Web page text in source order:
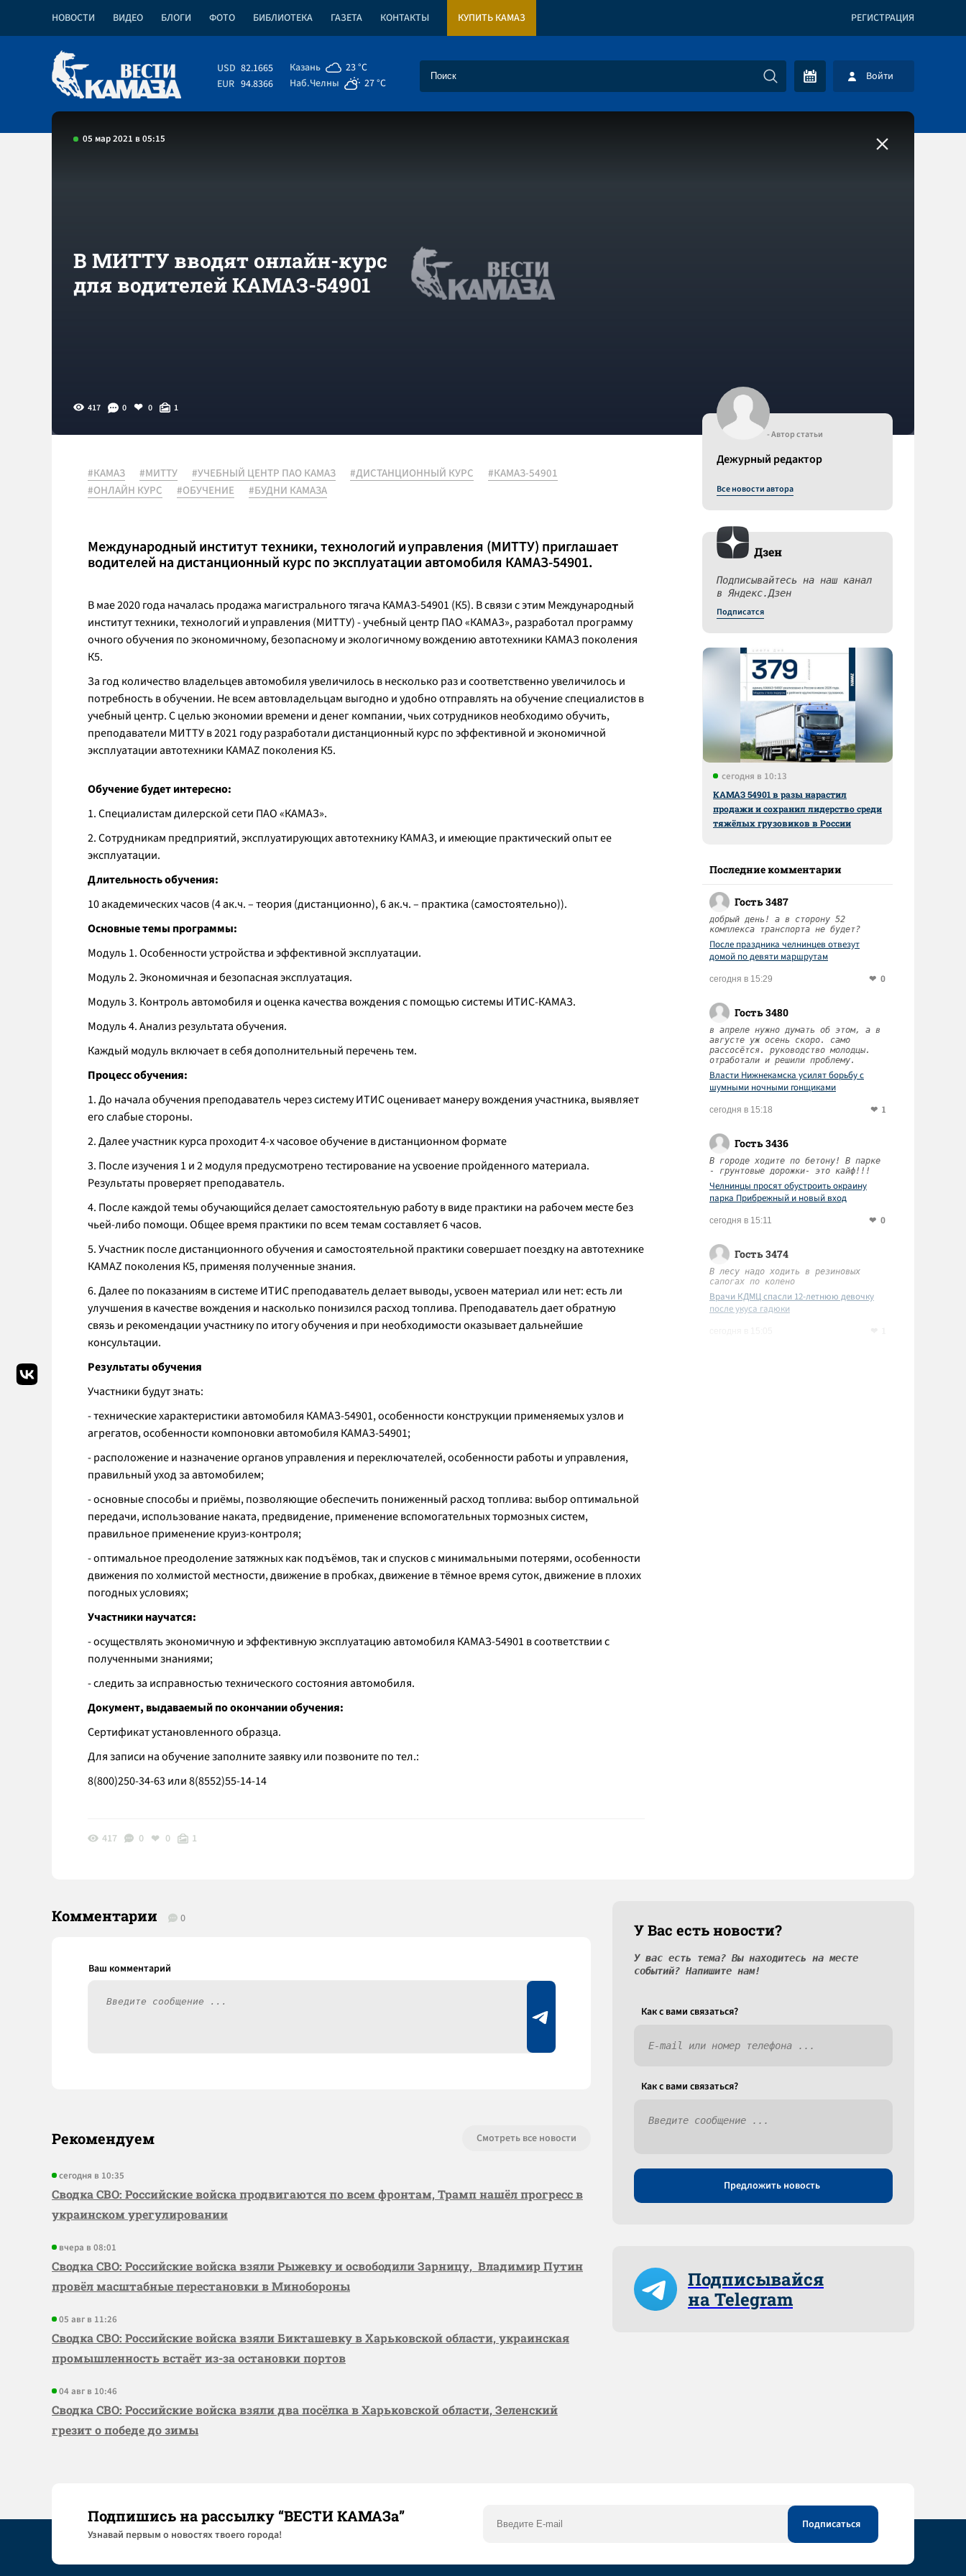
НОВОСТИ ВИДЕО БЛОГИ ФОТО БИБЛИОТЕКА ГАЗЕТА КОНТАКТЫ КУПИТЬ КАМАЗ РЕГИСТРАЦИЯ
USD 82.1665
EUR 94.8366
Казань
23 °C
Наб.Челны
27 °C Войти
05 мар 2021 в 05:15
В МИТТУ вводят онлайн-курс
для водителей КАМАЗ-54901
417 0 0 1
#КАМАЗ #МИТТУ #УЧЕБНЫЙ ЦЕНТР ПАО КАМАЗ #ДИСТАНЦИОННЫЙ КУРС
#КАМАЗ-54901
#ОНЛАЙН КУРС
#ОБУЧЕНИЕ #БУДНИ КАМАЗА
Международный институт техники, технологий и управления (МИТТУ) приглашает
водителей на дистанционный курс по эксплуатации автомобиля КАМАЗ-54901.
В мае 2020 года началась продажа магистрального тягача КАМАЗ-54901 (К5). В связи с этим Международный
институт техники, технологий и управления (МИТТУ) - учебный центр ПАО «КАМАЗ», разработал программу
очного обучения по экономичному, безопасному и экологичному вождению автотехники КАМАЗ поколения
К5.
За год количество владельцев автомобиля увеличилось в несколько раз и соответственно увеличилось и
потребность в обучении. Не всем автовладельцам выгодно и удобно отправлять на обучение специалистов в
учебный центр. С целью экономии времени и денег компании, чьих сотрудников необходимо обучить,
преподаватели МИТТУ в 2021 году разработали дистанционный курс по эффективной и экономичной
эксплуатации автотехники КАМАZ поколения К5.
Обучение будет интересно:
1. Специалистам дилерской сети ПАО «КАМАЗ».
2. Сотрудникам предприятий, эксплуатирующих автотехнику КАМАЗ, и имеющие практический опыт ее
эксплуатации.
Длительность обучения:
10 академических часов (4 ак.ч. – теория (дистанционно), 6 ак.ч. – практика (самостоятельно)).
Основные темы программы:
Модуль 1. Особенности устройства и эффективной эксплуатации.
Модуль 2. Экономичная и безопасная эксплуатация.
Модуль 3. Контроль автомобиля и оценка качества вождения с помощью системы ИТИС-КАМАЗ.
Модуль 4. Анализ результата обучения.
Каждый модуль включает в себя дополнительный перечень тем.
Процесс обучения:
1. До начала обучения преподаватель через систему ИТИС оценивает манеру вождения участника, выявляет
его слабые стороны.
2. Далее участник курса проходит 4-х часовое обучение в дистанционном формате
3. После изучения 1 и 2 модуля предусмотрено тестирование на усвоение пройденного материала.
Результаты проверяет преподаватель.
4. После каждой темы обучающийся делает самостоятельную работу в виде практики на рабочем месте без
чьей-либо помощи. Общее время практики по всем темам составляет 6 часов.
5. Участник после дистанционного обучения и самостоятельной практики совершает поездку на автотехнике
КАМАZ поколения К5, применяя полученные знания.
6. Далее по показаниям в системе ИТИС преподаватель делает выводы, усвоен материал или нет: есть ли
улучшения в качестве вождения и насколько понизился расход топлива. Преподаватель дает обратную
связь и рекомендации участнику по итогу обучения и при необходимости оказывает дальнейшие
консультации.
Результаты обучения
Участники будут знать:
- технические характеристики автомобиля КАМАЗ-54901, особенности конструкции применяемых узлов и
агрегатов, особенности компоновки автомобиля КАМАЗ-54901;
- расположение и назначение органов управления и переключателей, особенности работы и управления,
правильный уход за автомобилем;
- основные способы и приёмы, позволяющие обеспечить пониженный расход топлива: выбор оптимальной
передачи, использование наката, предвидение, применение вспомогательных тормозных систем,
правильное применение круиз-контроля;
- оптимальное преодоление затяжных как подъёмов, так и спусков с минимальными потерями, особенности
движения по холмистой местности, движение в пробках, движение в тёмное время суток, движение в плохих
погодных условиях;
Участники научатся:
- осуществлять экономичную и эффективную эксплуатацию автомобиля КАМАЗ-54901 в соответствии с
полученными знаниями;
- следить за исправностью технического состояния автомобиля.
Документ, выдаваемый по окончании обучения:
Сертификат установленного образца.
Для записи на обучение заполните заявку или позвоните по тел.:
8(800)250-34-63 или 8(8552)55-14-14
417 0 0 1
- Автор статьи
Дежурный редактор
Все новости автора
Дзен
Подписывайтесь на наш канал
в Яндекс.Дзен
Подписатся
сегодня в 10:13
КАМАЗ 54901 в разы нарастил
продажи и сохранил лидерство среди
тяжёлых грузовиков в России
Последние комментарии
Гость 3487
добрый день! а в сторону 52
комплекса транспорта не будет?
После праздника челнинцев отвезут
домой по девяти маршрутам
сегодня в 15:29 0
Гость 3480
в апреле нужно думать об этом, а в
августе уж осень скоро. само
рассосётся. руководство молодцы.
отработали и решили проблему.
Власти Нижнекамска усилят борьбу с
шумными ночными гонщиками
сегодня в 15:18 1
Гость 3436
В городе ходите по бетону! В парке
- грунтовые дорожки- это кайф!!!
Челнинцы просят обустроить окраину
парка Прибрежный и новый вход
сегодня в 15:11 0
Гость 3474
В лесу надо ходить в резиновых
сапогах по колено
Врачи КДМЦ спасли 12-летнюю девочку
после укуса гадюки
Комментарии 0
Рекомендуем Смотреть все новости
сегодня в 10:35
Сводка СВО: Российские войска продвигаются по всем фронтам, Трамп нашёл прогресс в
украинском урегулировании
вчера в 08:01
Сводка СВО: Российские войска взяли Рыжевку и освободили Зарницу, Владимир Путин
провёл масштабные перестановки в Минобороны
05 авг в 11:26
Сводка СВО: Российские войска взяли Бикташевку в Харьковской области, украинская
промышленность встаёт из-за остановки портов
04 авг в 10:46
Сводка СВО: Российские войска взяли два посёлка в Харьковской области, Зеленский
грезит о победе до зимы
У Вас есть новости?
У вас есть тема? Вы находитесь на месте
событий? Напишите нам!
Как c вами связаться?
Как c вами связаться?
Предложить новость
Подписывайся
на Telegram
Подпишись на рассылку “ВЕСТИ КАМАЗа”
Узнaвай первым о новостях твоего города!